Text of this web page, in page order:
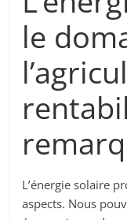
le
L’énergie solaire
aspects. Nous